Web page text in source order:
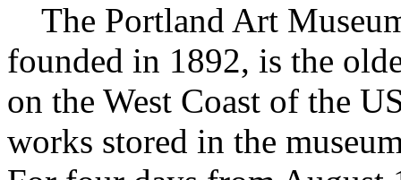
The Portland Art
founded in 1892, is the
on the West Coast of the
works stored in the